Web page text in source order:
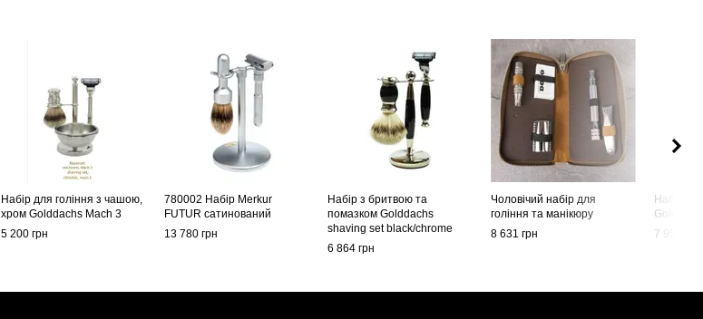
Набір для гоління з чашою,
хром Golddachs Mach 3
5 200 грн
780002 Набір Merkur
FUTUR сатинований
13 780 грн
Набір з бритвою та
помазком Golddachs
shaving set black/chrome
MACH 3
6 864 грн
Чоловічий набір для
гоління та манікюру
8 631 грн
Набір
7 956 грн